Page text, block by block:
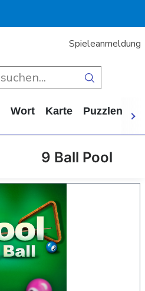
Spieleanmeldung
Wort Karte Puzzlen
9 Ball Pool